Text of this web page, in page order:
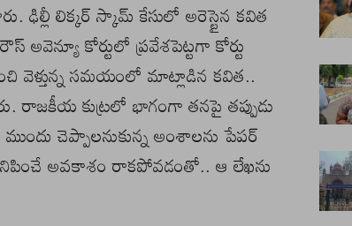
ఢిల్లీ లిక్కర్ స్కామ్ కేసులో అరెస్టైన కవిత
కోర్టులో ప్రవేశపెట్టగా కోర్టు
వెళ్తున్న సమయంలో మాట్లాడిన కవిత..
రాజకీయ కుట్రలో భాగంగా తనపై తప్పుడు
చెప్పాలనుకున్న అంశాలను పేపర్
అవకాశం రాకపోవడంతో.. ఆ లేఖను